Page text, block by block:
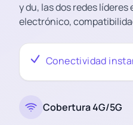
y du, las dos redes
electrónico,
Conectividad
Cobertura 4G/5G